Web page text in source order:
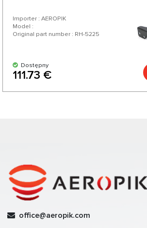
Importer : AEROPIK
Model :
Original part number : RH-5225
Dostępny
111.73 €
office@aeropik.com